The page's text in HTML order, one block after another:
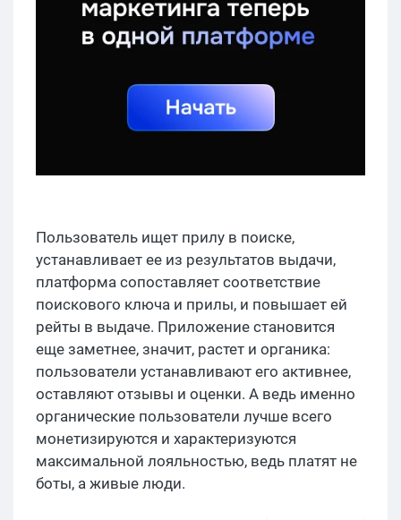
Пользователь ищет прилу в поиске,
устанавливает ее из результатов выдачи,
платформа сопоставляет соответствие
поискового ключа и прилы, и повышает ей
рейты в выдаче. Приложение становится
еще заметнее, значит, растет и органика:
пользователи устанавливают его активнее,
оставляют отзывы и оценки. А ведь именно
органические пользователи лучше всего
монетизируются и характеризуются
максимальной лояльностью, ведь платят не
боты, а живые люди.